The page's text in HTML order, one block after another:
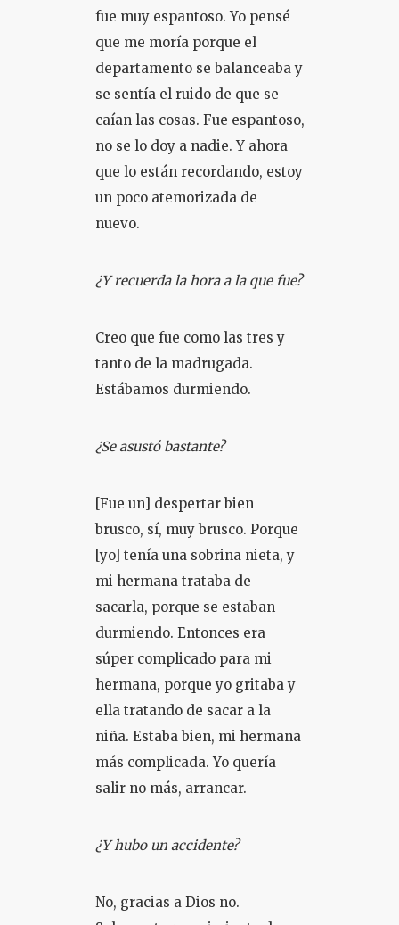
fue muy espantoso. Yo pensé
que me moría porque el
departamento se balanceaba y
se sentía el ruido de que se
caían las cosas. Fue espantoso,
no se lo doy a nadie. Y ahora
que lo están recordando, estoy
un poco atemorizada de
nuevo.
¿Y recuerda la hora a la que fue?
Creo que fue como las tres y
tanto de la madrugada.
Estábamos durmiendo.
¿Se asustó bastante?
[Fue un] despertar bien
brusco, sí, muy brusco. Porque
[yo] tenía una sobrina nieta, y
mi hermana trataba de
sacarla, porque se estaban
durmiendo. Entonces era
súper complicado para mi
hermana, porque yo gritaba y
ella tratando de sacar a la
niña. Estaba bien, mi hermana
más complicada. Yo quería
salir no más, arrancar.
¿Y hubo un accidente?
No, gracias a Dios no.